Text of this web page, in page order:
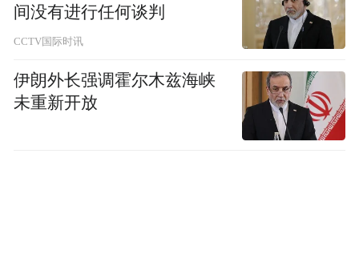
间没有进行任何谈判
CCTV国际时讯
伊朗外长强调霍尔木兹海峡
未重新开放